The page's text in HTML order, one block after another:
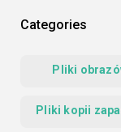
Categories
Pliki
Pliki kopii